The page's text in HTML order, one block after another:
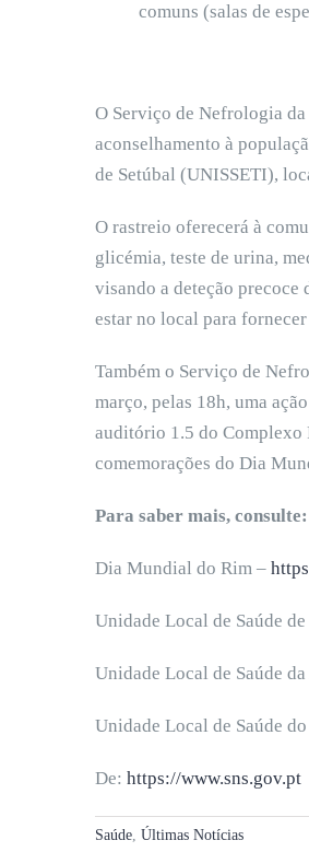
comuns (salas de
O Serviço de Nefrologia da
aconselhamento à
de Setúbal (UNISSETI),
O rastreio oferecerá à
glicémia, teste de urina,
visando a deteção
estar no local para
Também o Serviço de
março, pelas 18h, uma
auditório 1.5 do Complexo
comemorações do Dia
Para saber mais, consulte:
Dia Mundial do Rim –
Unidade Local de Saúde
Unidade Local de Saúde
Unidade Local de Saúde
De: https://www.sns.gov.pt
Saúde, Últimas Notícias